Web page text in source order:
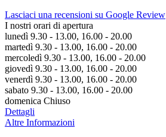
Lasciaci una recensioni su Google Review
I nostri orari di apertura
lunedì 9.30 - 13.00, 16.00 - 20.00
martedì 9.30 - 13.00, 16.00 - 20.00
mercoledì 9.30 - 13.00, 16.00 - 20.00
giovedì 9.30 - 13.00, 16.00 - 20.00
venerdì 9.30 - 13.00, 16.00 - 20.00
sabato 9.30 - 13.00, 16.00 - 20.00
domenica Chiuso
Dettagli
Altre Informazioni